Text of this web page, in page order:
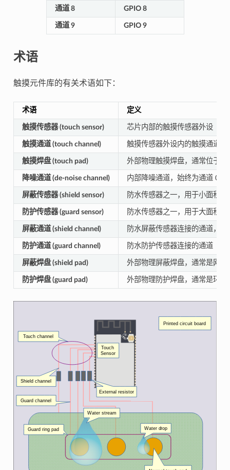
通道 8 GPIO 8
通道 9 GPIO 9
术语
触摸元件库的有关术语如下：
术语 定义
触摸传感器 (touch sensor) 芯片内部的触摸传感器外设
触摸通道 (touch channel) 触摸传感器外设内的触摸通道
触摸焊盘 (touch pad) 外部物理触摸焊盘，通常位于
降噪通道 (de-noise channel) 内部降噪通道，始终为通道 0
屏蔽传感器 (shield sensor) 防水传感器之一，用于小面积
防护传感器 (guard sensor) 防水传感器之一，用于大面积
屏蔽通道 (shield channel) 防水屏蔽传感器连接的通道，
防护通道 (guard channel) 防水防护传感器连接的通道
屏蔽焊盘 (shield pad) 外部物理屏蔽焊盘，通常是网
防护焊盘 (guard pad) 外部物理防护焊盘，通常是环